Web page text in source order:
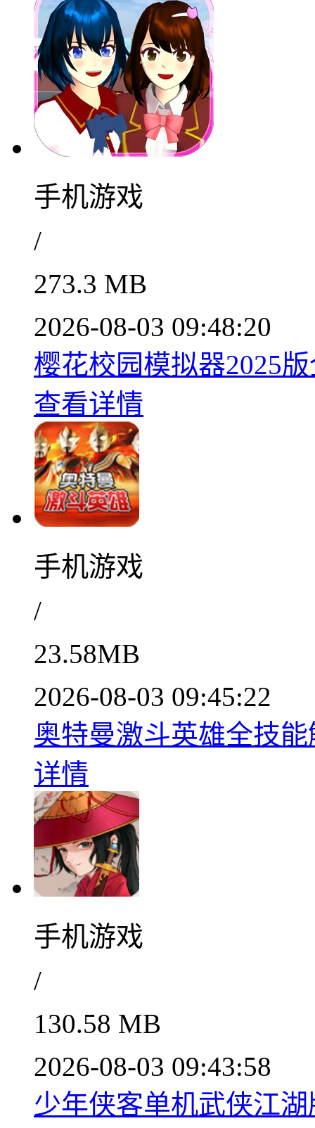
手机游戏
/
273.3 MB
2026-08-03 09:48:20
樱花校园模拟器2025
查看详情
手机游戏
/
23.58MB
2026-08-03 09:45:22
奥特曼激斗英雄全技
详情
手机游戏
/
130.58 MB
2026-08-03 09:43:58
少年侠客单机武侠江